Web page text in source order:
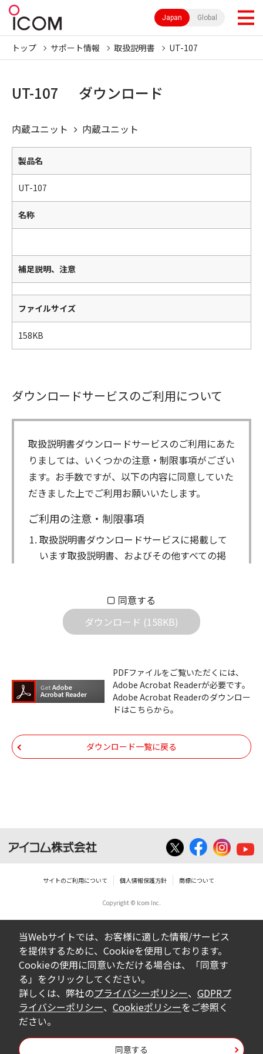
Japan Global
トップ サポート情報 取扱説明書 UT-107
UT-107 ダウンロード
内蔵ユニット 内蔵ユニット
製品名
UT-107
名称
補足説明、注意
ファイルサイズ
158KB
ダウンロードサービスのご利用について
取扱説明書ダウンロードサービスのご利用にあた
りましては、いくつかの注意・制限事項がござい
ます。お手数ですが、以下の内容に同意していた
だきました上でご利用お願いいたします。
ご利用の注意・制限事項
取扱説明書ダウンロードサービスに掲載して
います取扱説明書、およびその他すべての掲
属します。ダウンロードした取扱説明書は、
個人が本来の目的でご使用されることは可能
ですが、権利者の許諾を得ることなく、以下
ダウンロードした取扱説明書は、複製、賃
貸、改変、公衆送信、または公衆送信可能
化することはできません。
いは無償を問わず、第三者に譲渡あるいは
使用させる事ができません。
ダウンロードした取扱説明書等に使用され
の転用は一切出来ません。
ダウンロードした取扱説明書およびその他す
べての掲載物の変更は一切行わないでくださ
い。お客様による内容の変更により、何らか
の欠陥が生じたとしても、弊社では一切の保
証をいたしません。また、内容の変更の結
果、万一お客様に損害が生じたとしても、弊
社及び販売店等は一切の責任を負いません。
掲載の取扱説明書等は、製品発売当時の内容
になっております。内容において、法律、仕
同意する
ダウンロード (158KB)
PDFファイルをご覧いただくには、
Adobe Acrobat Readerが必要です。
Adobe Acrobat Readerのダウンロー
ドはこちらから。
ダウンロード一覧に戻る
サイトのご利用について 個人情報保護方針 商標について
Copyright © Icom Inc.
当Webサイトでは、お客様に適した情報/サービス
を提供するために、Cookieを使用しております。
Cookieの使用に同意いただける場合は、「同意す
る」をクリックしてください。
詳しくは、弊社のプライバシーポリシー、 GDPRプ
ライバシーポリシー、 Cookieポリシーをご参照く
ださい。
同意する